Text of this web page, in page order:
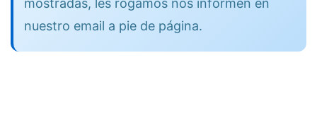
mostradas, les rogamos nos informen en
nuestro email a pie de página.